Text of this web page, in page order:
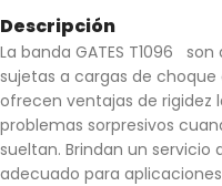
Descripción
La banda GATES T1096
sujetas a cargas de
ofrecen ventajas de rigidez
problemas sorpresivos
sueltan. Brindan un
adecuado para